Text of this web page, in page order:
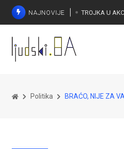
NAJNOVIJE
Politika BRAĆO, NIJE ZA